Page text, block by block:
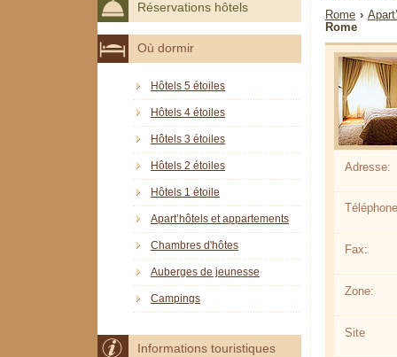
Rome ›
Rome
Adresse:
Fax:
Zone:
Site
Réservations hôtels
Où dormir
Hôtels 5 étoiles
Hôtels 4 étoiles
Hôtels 3 étoiles
Hôtels 2 étoiles
Hôtels 1 étoile
Apart’hôtels et appartements
Chambres d'hôtes
Auberges de jeunesse
Campings
Informations touristiques